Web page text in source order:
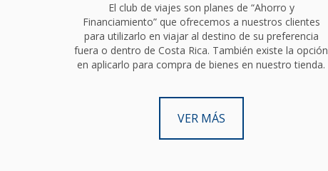
El club de viajes son planes de “Ahorro y
Financiamiento” que ofrecemos a nuestros clientes
para utilizarlo en viajar al destino de su preferencia
fuera o dentro de Costa Rica. También existe la opción
en aplicarlo para compra de bienes en nuestro tienda.
VER MÁS